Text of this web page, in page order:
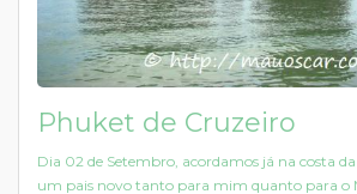
Phuket de Cruzeiro
Dia 02 de Setembro, acordamos já na costa
um pais novo tanto para mim quanto para o